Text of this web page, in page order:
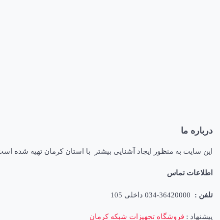
درباره ما
این سایت به منظور ایجاد آشنایی بیشتر با استان کرمان تهیه شده
اطلاعات تماس
تلفن :
پیشنهاد : فروشگاه تجهیزات شبکه کرمان